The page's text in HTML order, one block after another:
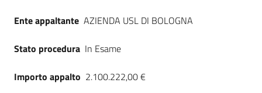
Ente appaltante AZIENDA USL DI BOLOGNA
Stato procedura In Esame
Importo appalto 2.100.222,00 €